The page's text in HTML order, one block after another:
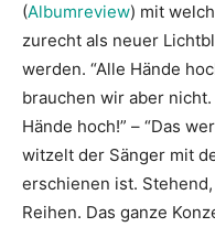
(Albumreview) mit
zurecht als neuer
werden. “Alle Hände
brauchen wir aber
Hände hoch!” – “Das
witzelt der Sänger mit
erschienen ist.
Reihen. Das ganze